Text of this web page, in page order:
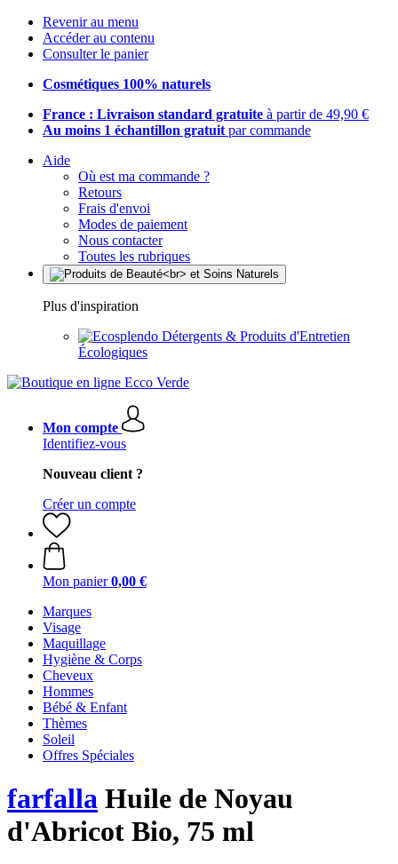
Revenir au menu
Accéder au contenu
Consulter le panier
Cosmétiques 100% naturels
France : Livraison standard gratuite à partir de 49,90 €
Au moins 1 échantillon gratuit par commande
Aide
Où est ma commande ?
Retours
Frais d'envoi
Modes de paiement
Nous contacter
Toutes les rubriques
Plus d'inspiration
Détergents & Produits d'Entretien
Écologiques
Mon compte
Identifiez-vous
Nouveau client ?
Créer un compte
Mon panier 0,00 €
Marques
Visage
Maquillage
Hygiène & Corps
Cheveux
Hommes
Bébé & Enfant
Thèmes
Soleil
Offres Spéciales
farfalla Huile de Noyau
d'Abricot Bio, 75 ml